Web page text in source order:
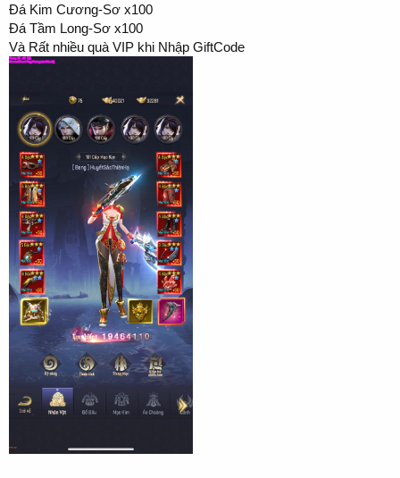
Đá Kim Cương-Sơ x100
Đá Tầm Long-Sơ x100
Và Rất nhiều quà VIP khi Nhập GiftCode